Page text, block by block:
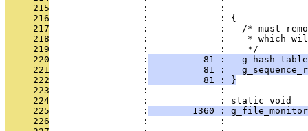
     215
:             :
     216
                 :             : {
     217
:             :   /* must
     218
:             :    * which
     219
                 :             :    */
     220
                 :
81 :
     221
                 :
81 :
     222
                 :
          81 : }
     223
                 :             :
     224
                 :             : static void
     225
                 :
1360 :
     226
:             :